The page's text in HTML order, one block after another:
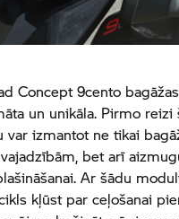
Concept 9cento
un unikāla. Pirmo reizi
var izmantot ne tikai
bet arī
Ar šādu
kļūst par ceļošanai